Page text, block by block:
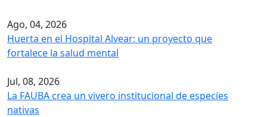
Ago, 04, 2026
Huerta en el Hospital Alvear: un proyecto que
fortalece la salud mental
Jul, 08, 2026
La FAUBA crea un vivero institucional de especies
nativas